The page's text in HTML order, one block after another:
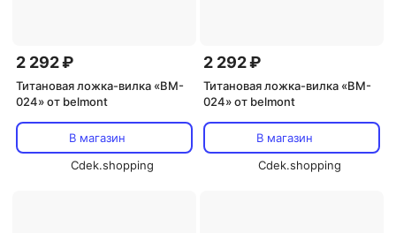
2 292 ₽
Титановая ложка-вилка «BM-
024» от belmont
В магазин
Cdek.shopping
2 292 ₽
Титановая ложка-вилка «BM-
024» от belmont
В магазин
Cdek.shopping